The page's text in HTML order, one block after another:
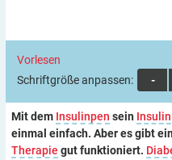
Vorlesen
Schriftgröße anpassen:
A
Mit dem Insulinpen sein Insulin
einmal einfach. Aber es gibt
Therapie gut funktioniert.